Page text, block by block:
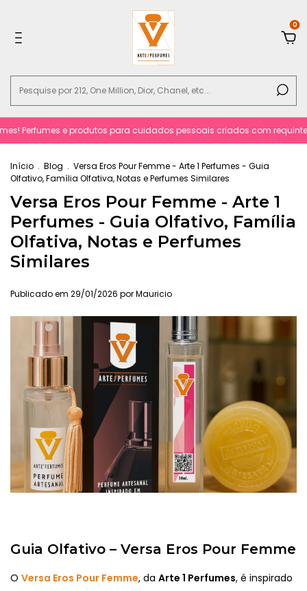
0
e produtos para cuidados pessoais criados com requinte e
Início . Blog . Versa Eros Pour Femme - Arte 1 Perfumes - Guia
Olfativo, Família Olfativa, Notas e Perfumes Similares
Versa Eros Pour Femme - Arte 1
Perfumes - Guia Olfativo, Família
Olfativa, Notas e Perfumes
Similares
Publicado em 29/01/2026 por Mauricio
Guia Olfativo – Versa Eros Pour Femme
O Versa Eros Pour Femme, da Arte 1 Perfumes, é inspirado